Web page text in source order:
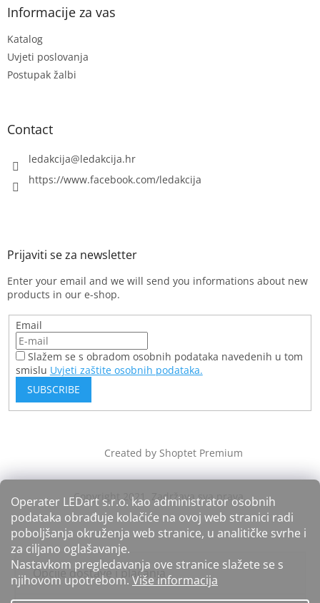
Operater LEDart s.r.o. kao administrator osobnih
podataka obrađuje kolačiće na ovoj web stranici radi
poboljšanja okruženja web stranice, u analitičke svrhe i
za ciljano oglašavanje.
Nastavkom pregledavanja ove stranice slažete se s
njihovom upotrebom. Više informacija
Informacije za vas
Katalog
Uvjeti poslovanja
Postupak žalbi
Contact
ledakcija@ledakcija.hr
https://www.facebook.com/ledakcija
Enter your email and we will send you informations about new
products in our e-shop.
Email
Slažem se s obradom osobnih podataka navedenih u tom
smislu Uvjeti zaštite osobnih podataka.
SUBSCRIBE
Created by Shoptet Premium
Opcije dostave i plaćanja